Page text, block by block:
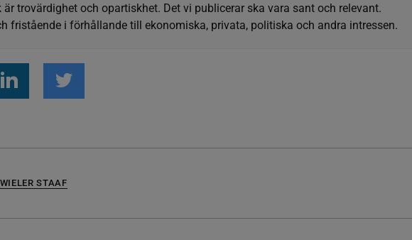
trovärdighet och opartiskhet. Det vi publicerar ska vara sant och relevant.
fristående i förhållande till ekonomiska, privata, politiska och andra intressen.
STAAF